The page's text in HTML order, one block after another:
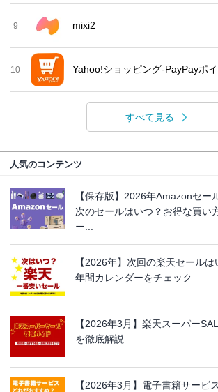
9 mixi2
10 Yahoo!ショッピング-PayPayポ
すべて見る
人気のコンテンツ
【保存版】2026年Amazonセー
次のセールはいつ？お得な買い
ー...
【2026年】次回の楽天セール
年間カレンダーをチェック
【2026年3月】楽天スーパー
を徹底解説
【2026年3月】電子書籍サービ